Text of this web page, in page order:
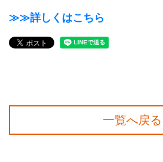
≫≫詳しくはこちら
一覧へ戻る